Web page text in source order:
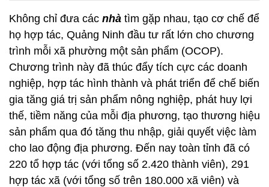
Không chỉ đưa các nhà tìm gặp nhau, tạo cơ chế để
họ hợp tác, Quảng Ninh đầu tư rất lớn cho chương
trình mỗi xã phường một sản phẩm (OCOP).
Chương trình này đã thúc đẩy tích cực các doanh
nghiệp, hợp tác hình thành và phát triển để chế biến
gia tăng giá trị sản phẩm nông nghiệp, phát huy lợi
thế, tiềm năng của mỗi địa phương, tạo thương hiệu
sản phẩm qua đó tăng thu nhập, giải quyết việc làm
cho lao động địa phương. Đến nay toàn tỉnh đã có
220 tổ hợp tác (với tổng số 2.420 thành viên), 291
hợp tác xã (với tổng số trên 180.000 xã viên) và